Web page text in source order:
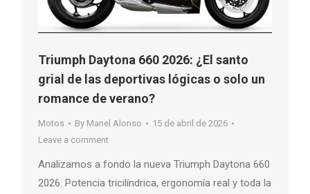
Triumph Daytona 660 2026: ¿El santo
grial de las deportivas lógicas o solo un
romance de verano?
Motos By Manel Alonso
15 de abril de 2026
Leave a comment
Analizamos a fondo la nueva Triumph Daytona 660
2026. Potencia tricilíndrica, ergonomía real y toda la